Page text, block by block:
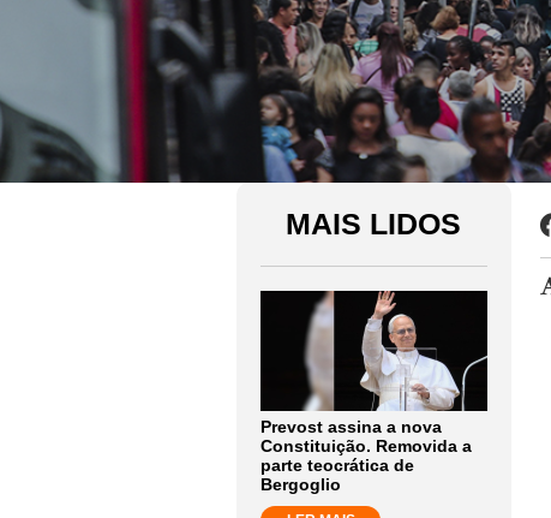
MAIS LIDOS
Prevost assina a nova
Constituição. Removida a
parte teocrática de
Bergoglio